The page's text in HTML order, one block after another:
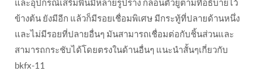
และอุปกรณ์เสริมพื้นมีหลายรูปร่าง กลอนตัวยูตามที่อธิบายไว้
ข้างต้น ยังมีอีก แล้วก็มีรอยเชื่อมพิเศษ มีกระทู้ที่ปลายด้านหนึ่ง
และไม่มีรอยที่ปลายอื่นๆ มันสามารถเชื่อมต่อกับชิ้นส่วนและ
สามารถกระชับได้โดยตรงในด้านอื่นๆ แนะนำสั้นๆเกี่ยวกับ
bkfx-11